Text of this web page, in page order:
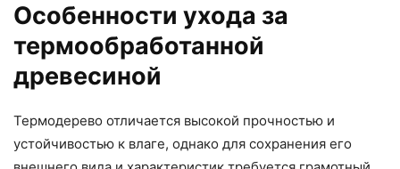
Особенности ухода за
термообработанной
древесиной
Термодерево отличается высокой прочностью и
устойчивостью к влаге, однако для сохранения его